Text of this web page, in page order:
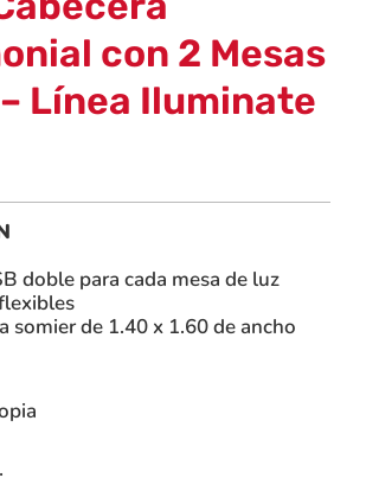
con 2 Mesas
Línea Iluminate
doble para cada mesa de luz
somier de 1.40 x 1.60 de ancho